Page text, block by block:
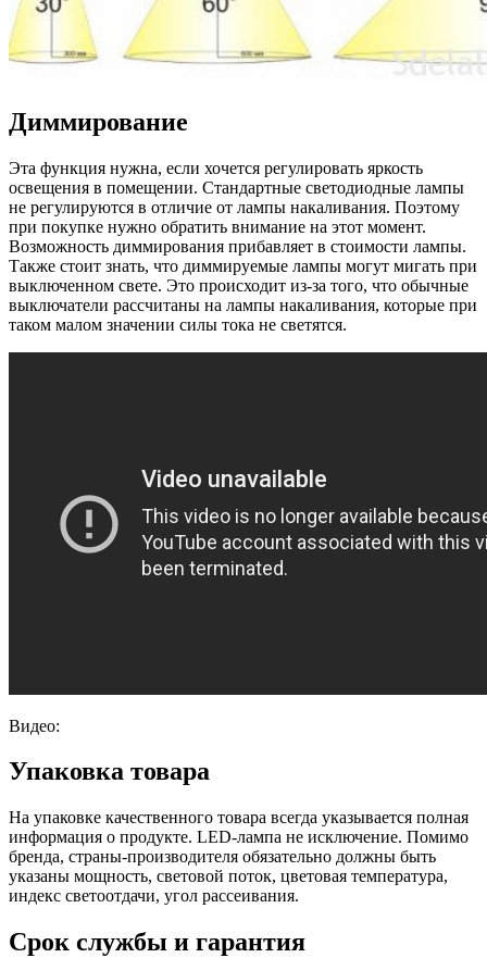
Диммирование
Эта функция нужна, если хочется регулировать яркость
освещения в помещении. Стандартные светодиодные лампы
не регулируются в отличие от лампы накаливания. Поэтому
при покупке нужно обратить внимание на этот момент.
Возможность диммирования прибавляет в стоимости лампы.
Также стоит знать, что диммируемые лампы могут мигать при
выключенном свете. Это происходит из-за того, что обычные
выключатели рассчитаны на лампы накаливания, которые при
таком малом значении силы тока не светятся.
Видео:
Упаковка товара
На упаковке качественного товара всегда указывается полная
информация о продукте. LED-лампа не исключение. Помимо
бренда, страны-производителя обязательно должны быть
указаны мощность, световой поток, цветовая температура,
индекс светоотдачи, угол рассеивания.
Срок службы и гарантия